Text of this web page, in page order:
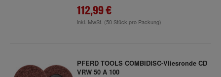
112,99 €
inkl. MwSt. (50 Stück pro Packung)
PFERD TOOLS COMBIDISC-Vliesronde CD
VRW 50 A 100